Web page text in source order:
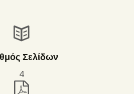
Σελίδων
4